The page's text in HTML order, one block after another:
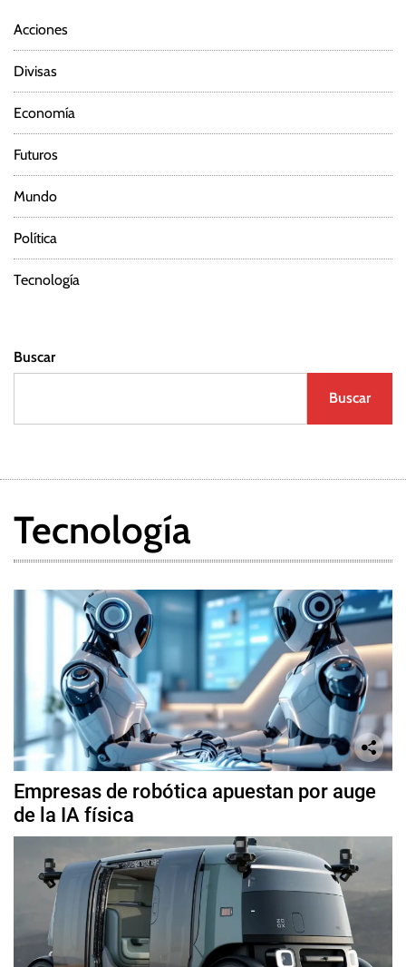
Acciones
Divisas
Economía
Futuros
Mundo
Política
Tecnología
Buscar
Buscar
Tecnología
Empresas de robótica apuestan por auge
de la IA física